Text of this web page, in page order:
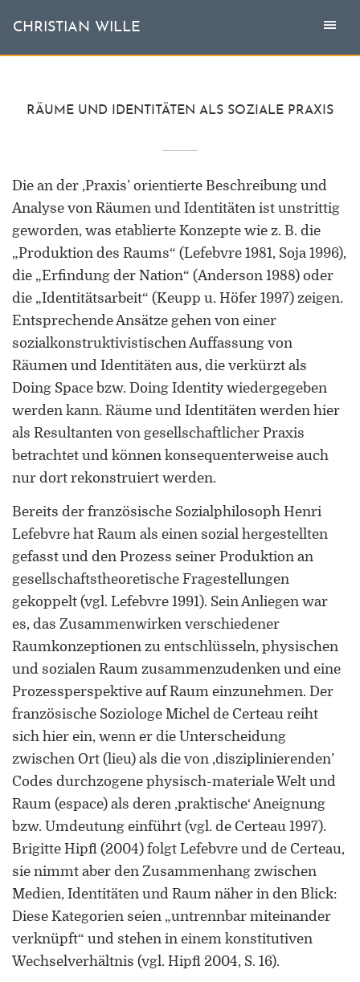
CHRISTIAN WILLE
Toggle
Aktuell
Themen
L'invité
Publikationen
ORCID 0000-0002-5402-3860
Professor für Kulturwissenschaftliche
Grenzforschung an der Universität
Luxemburg
Leiter des Interdisziplinären
Kompetenzzentrums „UniGR-Center
Stv. Leiter des trinationalen Master in
Border Studies
Praxis-, Grenztheorien und
vergrenzten Lebenswelten
Gründungsmitglied der
Arbeitsgruppen „Cultural Border
Studies” (KWG), „Bordertextures”
(UniGR-CBS) und „LABOR SwissLux“
Gutachter für internationale
Fördereinrichtungen
Mitherausgeber der Buchreihe
CHRISTIAN WILLE
RÄUME UND IDENTITÄTEN ALS SOZIALE PRAXIS
Die an der ‚Praxis’ orientierte Beschreibung und
Analyse von Räumen und Identitäten ist unstrittig
geworden, was etablierte Konzepte wie z. B. die
„Produktion des Raums“ (Lefebvre 1981, Soja 1996),
die „Erfindung der Nation“ (Anderson 1988) oder
die „Identitätsarbeit“ (Keupp u. Höfer 1997) zeigen.
Entsprechende Ansätze gehen von einer
sozialkonstruktivistischen Auffassung von
Räumen und Identitäten aus, die verkürzt als
Doing Space bzw. Doing Identity wiedergegeben
werden kann. Räume und Identitäten werden hier
als Resultanten von gesellschaftlicher Praxis
betrachtet und können konsequenterweise auch
nur dort rekonstruiert werden.
Bereits der französische Sozialphilosoph Henri
Lefebvre hat Raum als einen sozial hergestellten
gefasst und den Prozess seiner Produktion an
gesellschaftstheoretische Fragestellungen
gekoppelt (vgl. Lefebvre 1991). Sein Anliegen war
es, das Zusammenwirken verschiedener
Raumkonzeptionen zu entschlüsseln, physischen
und sozialen Raum zusammenzudenken und eine
Prozessperspektive auf Raum einzunehmen. Der
französische Soziologe Michel de Certeau reiht
sich hier ein, wenn er die Unterscheidung
zwischen Ort (lieu) als die von ‚disziplinierenden’
Codes durchzogene physisch-materiale Welt und
Raum (espace) als deren ‚praktische‘ Aneignung
bzw. Umdeutung einführt (vgl. de Certeau 1997).
Brigitte Hipfl (2004) folgt Lefebvre und de Certeau,
sie nimmt aber den Zusammenhang zwischen
Medien, Identitäten und Raum näher in den Blick:
Diese Kategorien seien „untrennbar miteinander
verknüpft“ und stehen in einem konstitutiven
Wechselverhältnis (vgl. Hipfl 2004, S. 16).